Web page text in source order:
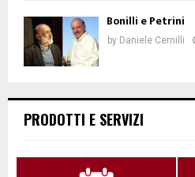
Bonilli e Petrini
by Daniele Cernilli
PRODOTTI E SERVIZI